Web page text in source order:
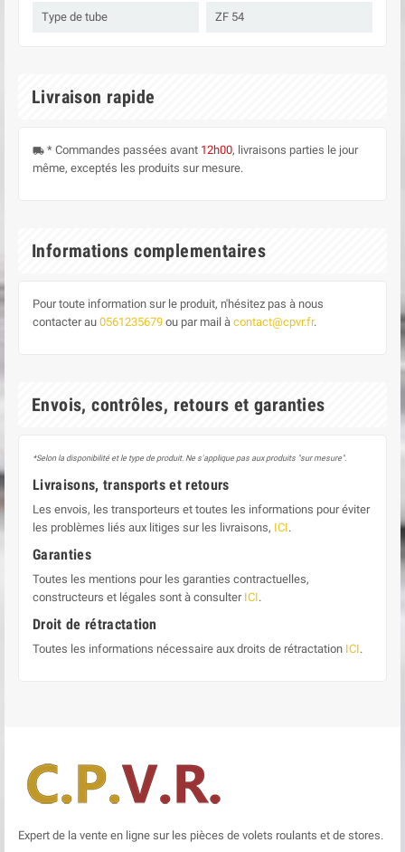
Type de tube ZF 54
Livraison rapide
local_shipping * Commandes passées avant 12h00, livraisons parties le jour
même, exceptés les produits sur mesure.
Informations complementaires
Pour toute information sur le produit, n'hésitez pas à nous
contacter au 0561235679 ou par mail à contact@cpvr.fr.
Envois, contrôles, retours et garanties
*Selon la disponibilité et le type de produit. Ne s'applique pas aux produits "sur mesure".
Livraisons, transports et retours
Les envois, les transporteurs et toutes les informations pour éviter
les problèmes liés aux litiges sur les livraisons, ICI.
Garanties
Toutes les mentions pour les garanties contractuelles,
constructeurs et légales sont à consulter ICI.
Droit de rétractation
Toutes les informations nécessaire aux droits de rétractation ICI.
Expert de la vente en ligne sur les pièces de volets roulants et de stores.